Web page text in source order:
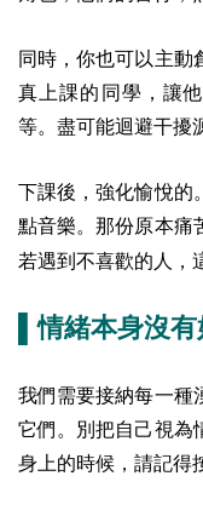
同時，你也可以主動
真上課的同學，讓他
等。盡可能迴避干擾
下課後，強化愉悅的
點音樂。那份原本痛
若遇到不喜歡的人，
▌情緒本身沒
我們需要接納每一種
它們。別把自己視為
身上的時候，請記得